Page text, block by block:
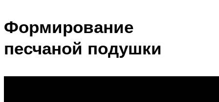
Формирование
песчаной подушки